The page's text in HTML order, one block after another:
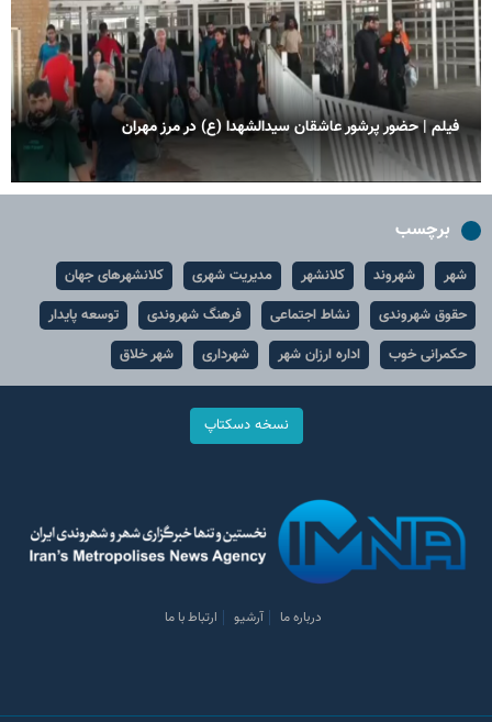
فیلم| موج عاشقی در مرز چذابه؛ زائران اربعین در مسیر کربلا
برچسب
شهر شهروند کلانشهر مدیریت شهری
کلانشهرهای جهان
حقوق شهروندی
نشاط اجتماعی فرهنگ شهروندی
توسعه پایدار
حکمرانی خوب
اداره ارزان شهر شهرداری شهر خلاق
نسخه دسکتاپ
درباره ما آرشیو ارتباط با ما